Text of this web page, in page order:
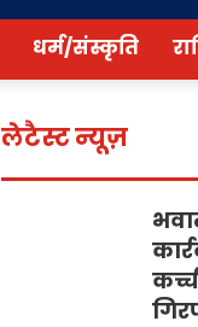
धर्म/संस्कृति
लेटैस्ट न्यूज़